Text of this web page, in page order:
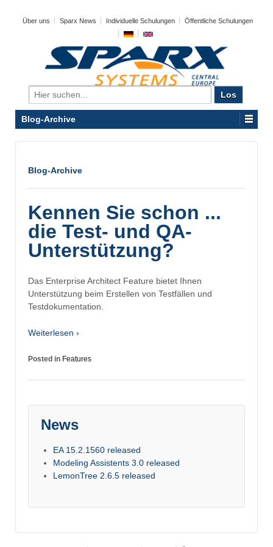
Über uns Sparx News Individuelle Schulungen Öffentliche Schulungen
Search
for:
Blog-Archive
Blog-Archive
Kennen Sie schon ...
die Test- und QA-
Unterstützung?
Das Enterprise Architect Feature bietet Ihnen
Unterstützung beim Erstellen von Testfällen und
Testdokumentation.
Weiterlesen ›
Posted in Features
News
EA 15.2.1560 released
Modeling Assistents 3.0 released
LemonTree 2.6.5 released